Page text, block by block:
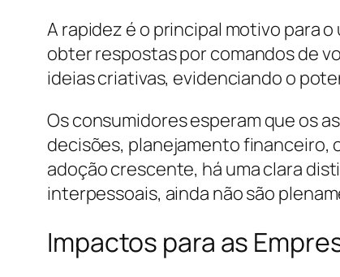
A rapidez é o principal motivo para
obter respostas por comandos de
ideias criativas, evidenciando o
Os consumidores esperam que os
decisões, planejamento financeiro,
adoção crescente, há uma clara
interpessoais, ainda não são
Impactos para as